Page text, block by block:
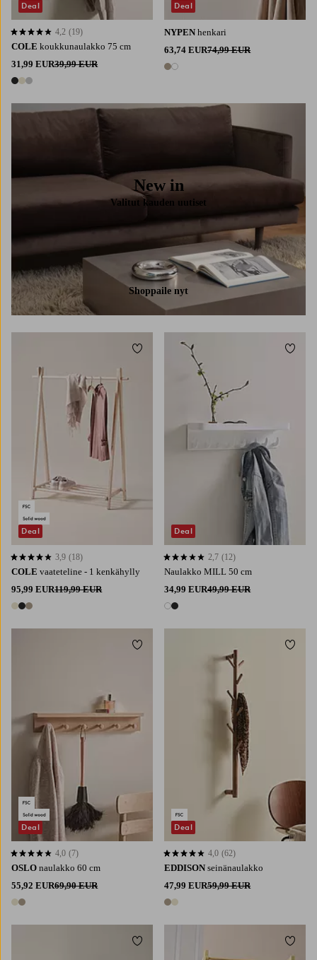
COLE koukkunaulakko 75 cm
31,99 EUR39,99 EUR
3 värejä
4,2 perustuen 19 arvosanaan
4,2 (19)
Deal
NYPEN henkari
63,74 EUR74,99 EUR
2 värejä
Deal
New in
Valitut kauden uutiset
Shoppaile nyt
COLE vaateteline - 1 kenkähylly
95,99 EUR119,99 EUR
3 värejä
3,9 perustuen 18 arvosanaan
3,9 (18)
Deal
Lisää suosikkeihin
Naulakko MILL 50 cm
34,99 EUR49,99 EUR
2 värejä
2,7 perustuen 12 arvosanaan
2,7 (12)
Deal
Lisää
OSLO naulakko 60 cm
55,92 EUR69,90 EUR
2 värejä
4,0 perustuen 7 arvosanaan
4,0 (7)
Deal
Lisää suosikkeihin
EDDISON seinänaulakko
47,99 EUR59,99 EUR
2 värejä
4,0 perustuen 62 arvosanaan
4,0 (62)
Deal
Lisää
Lisää suosikkeihin Lisää